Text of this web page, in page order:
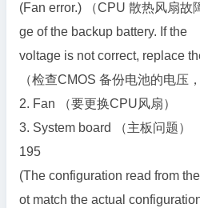
(Fan error.) （CPU 散热风扇故
ge of the backup battery. If the
voltage is not correct, replace
（检查CMOS 备份电池的电压
2. Fan （要更换CPU风扇）
3. System board （主板问题）
195
(The configuration read from
ot match the actual